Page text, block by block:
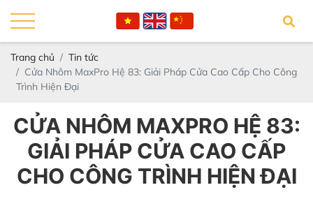
Trang chủ
Tin tức
Cửa Nhôm MaxPro Hệ 83: Giải Pháp Cửa Cao Cấp Cho Công
Trình Hiện Đại
CỬA NHÔM MAXPRO HỆ 83:
GIẢI PHÁP CỬA CAO CẤP
CHO CÔNG TRÌNH HIỆN ĐẠI